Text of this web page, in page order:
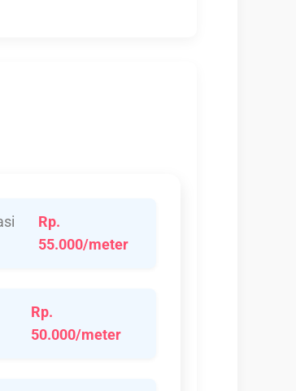
Rp.
55.000/meter
Rp.
50.000/meter